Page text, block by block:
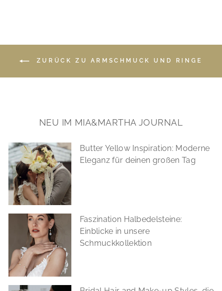
ZURÜCK ZU ARMSCHMUCK UND RINGE
NEU IM MIA&MARTHA JOURNAL
Butter Yellow Inspiration: Moderne
Eleganz für deinen großen Tag
Faszination Halbedelsteine:
Einblicke in unsere
Schmuckkollektion